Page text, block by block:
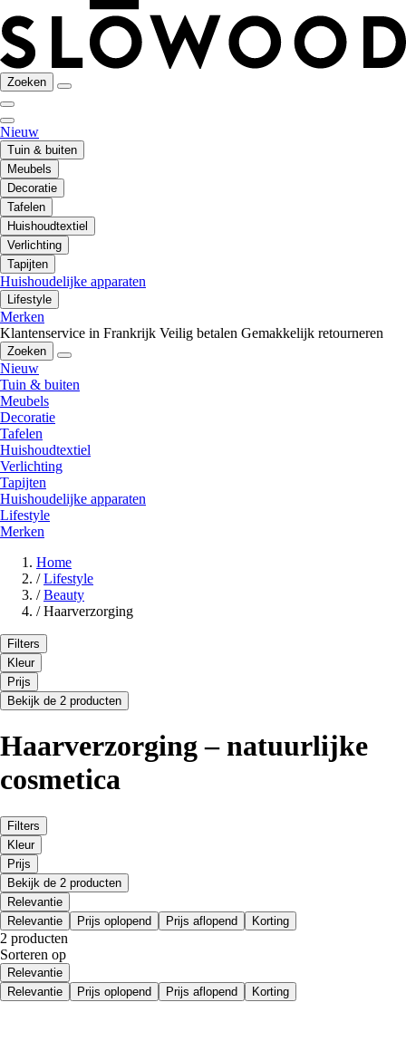
Zoeken
Nieuw
Tuin & buiten
Meubels
Decoratie
Tafelen
Huishoudtextiel
Verlichting
Tapijten
Huishoudelijke apparaten
Lifestyle
Merken
Klantenservice in Frankrijk Veilig betalen Gemakkelijk retourneren
Zoeken
Nieuw
Tuin & buiten
Meubels
Decoratie
Tafelen
Huishoudtextiel
Verlichting
Tapijten
Huishoudelijke apparaten
Lifestyle
Merken
Home
/ Lifestyle
/ Beauty
/ Haarverzorging
Filters
Kleur
Prijs
Bekijk de 2 producten
Haarverzorging – natuurlijke
cosmetica
Filters
Kleur
Prijs
Bekijk de 2 producten
Relevantie
Relevantie
Prijs oplopend Prijs aflopend Korting
2 producten
Sorteren op
Relevantie
Relevantie
Prijs oplopend Prijs aflopend Korting